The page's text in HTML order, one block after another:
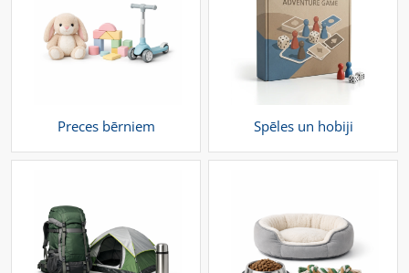
Preces bērniem Spēles un hobiji